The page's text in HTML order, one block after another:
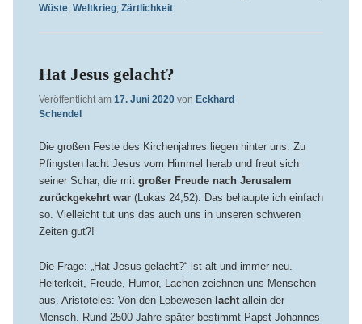
Wüste, Weltkrieg, Zärtlichkeit
Hat Jesus gelacht?
Veröffentlicht am 17. Juni 2020 von Eckhard
Schendel
Die großen Feste des Kirchenjahres liegen hinter uns. Zu
Pfingsten lacht Jesus vom Himmel herab und freut sich
seiner Schar, die mit großer Freude nach Jerusalem
zurückgekehrt war (Lukas 24,52). Das behaupte ich einfach
so. Vielleicht tut uns das auch uns in unseren schweren
Zeiten gut?!
Die Frage: „Hat Jesus gelacht?“ ist alt und immer neu.
Heiterkeit, Freude, Humor, Lachen zeichnen uns Menschen
aus. Aristoteles: Von den Lebewesen lacht allein der
Mensch. Rund 2500 Jahre später bestimmt Papst Johannes